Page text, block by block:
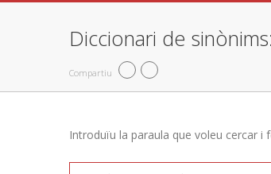
Diccionari de
Compartiu
Introduïu la paraula que voleu cercar i